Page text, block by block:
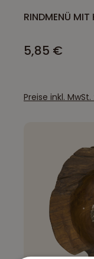
RINDMENÜ MIT
5,85 €
Preise inkl.